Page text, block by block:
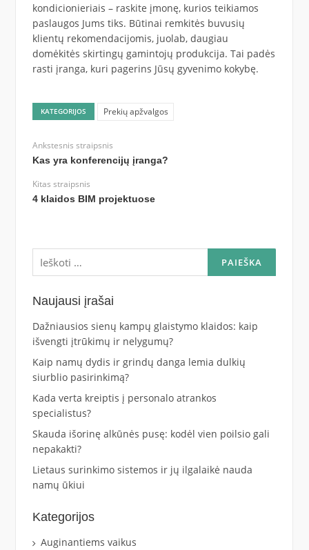
kondicionieriais – raskite įmonę, kurios teikiamos
paslaugos Jums tiks. Būtinai remkitės buvusių
klientų rekomendacijomis, juolab, daugiau
domėkitės skirtingų gamintojų produkcija. Tai padės
rasti įranga, kuri pagerins Jūsų gyvenimo kokybę.
KATEGORIJOS Prekių apžvalgos
Ankstesnis straipsnis
Kas yra konferencijų įranga?
Kitas straipsnis
4 klaidos BIM projektuose
Ieškoti:
Naujausi įrašai
Dažniausios sienų kampų glaistymo klaidos: kaip
išvengti įtrūkimų ir nelygumų?
Kaip namų dydis ir grindų danga lemia dulkių
siurblio pasirinkimą?
Kada verta kreiptis į personalo atrankos
specialistus?
Skauda išorinę alkūnės pusę: kodėl vien poilsio gali
nepakakti?
Lietaus surinkimo sistemos ir jų ilgalaikė nauda
namų ūkiui
Kategorijos
Auginantiems vaikus